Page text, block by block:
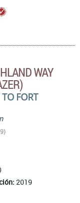
WAY
FORT
2019